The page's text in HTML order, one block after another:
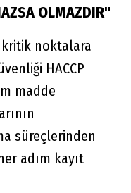
OLMAZDIR"
kritik noktalara
HACCP
madde
süreçlerinden
adım kayıt